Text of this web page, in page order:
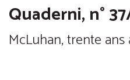
Quaderni, n°
McLuhan, trente ans